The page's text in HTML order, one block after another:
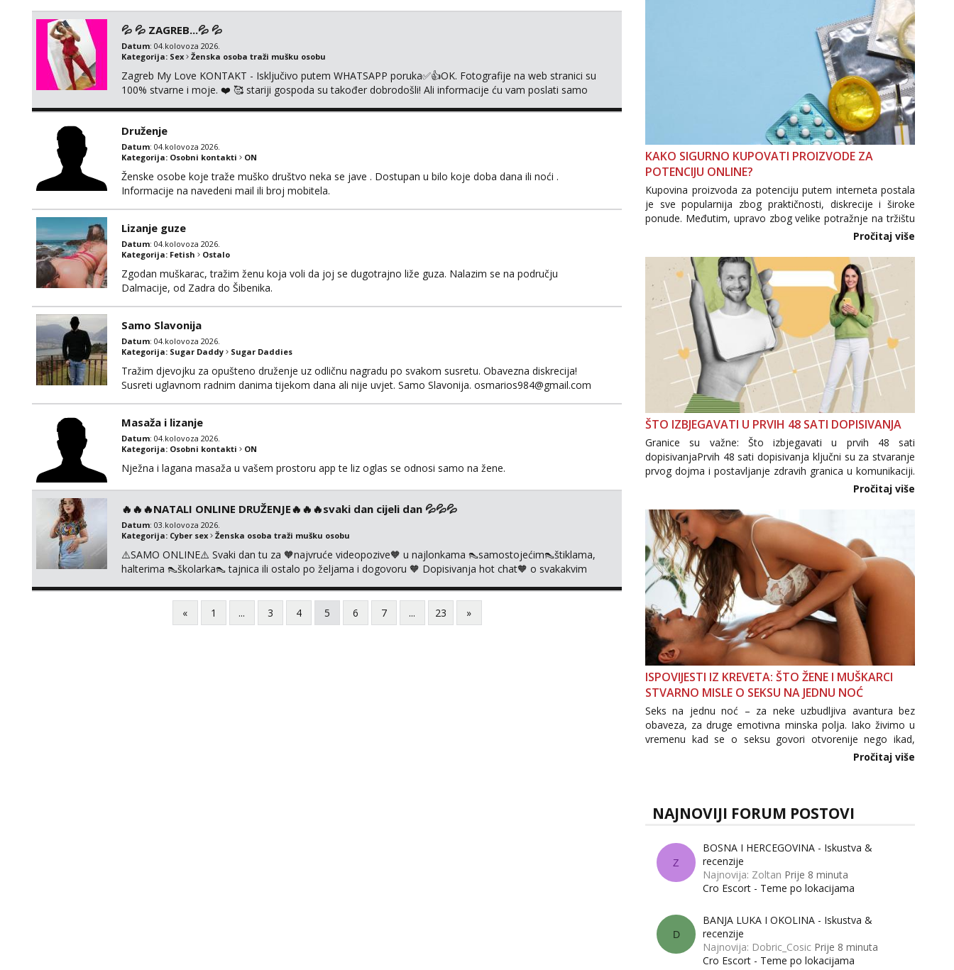
💦 💦 ZAGREB...💦 💦
Datum: 04.kolovoza 2026.
Kategorija: Sex Ženska osoba traži mušku osobu
Zagreb My Love KONTAKT - Isključivo putem WHATSAPP poruka✅️👍OK. Fotografije na web stranici su
100% stvarne i moje. ❤️ 🥰 stariji gospoda su također dobrodošli! Ali informacije ću vam poslati samo
Druženje
Datum: 04.kolovoza 2026.
Kategorija: Osobni kontakti ON
Ženske osobe koje traže muško društvo neka se jave . Dostupan u bilo koje doba dana ili noći .
Informacije na navedeni mail ili broj mobitela.
Lizanje guze
Datum: 04.kolovoza 2026.
Kategorija: Fetish Ostalo
Zgodan muškarac, tražim ženu koja voli da joj se dugotrajno liže guza. Nalazim se na području
Dalmacije, od Zadra do Šibenika.
Samo Slavonija
Datum: 04.kolovoza 2026.
Kategorija: Sugar Daddy Sugar Daddies
Tražim djevojku za opušteno druženje uz odličnu nagradu po svakom susretu. Obavezna diskrecija!
Susreti uglavnom radnim danima tijekom dana ali nije uvjet. Samo Slavonija. osmarios984@gmail.com
Masaža i lizanje
Datum: 04.kolovoza 2026.
Kategorija: Osobni kontakti ON
Nježna i lagana masaža u vašem prostoru app te liz oglas se odnosi samo na žene.
🔥🔥🔥NATALI ONLINE DRUŽENJE🔥🔥🔥svaki dan cijeli dan 💦💦💦
Datum: 03.kolovoza 2026.
Kategorija: Cyber sex Ženska osoba traži mušku osobu
⚠️SAMO ONLINE⚠️ Svaki dan tu za 🧡najvruće videopozive🧡 u najlonkama 👠samostojećim👠štiklama,
halterima 👠školarka👠 tajnica ili ostalo po željama i dogovoru 🧡 Dopisivanja hot chat🧡 o svakakvim
KOLEGICAMA lizanje, striptiz, footfetiši itd 🔞 ❣️Radim već jako dugo, imam iskustva i više načina pla...
«
1 ... 3 4 5 6 7 ... 23 »
KAKO SIGURNO KUPOVATI PROIZVODE ZA
POTENCIJU ONLINE?
Kupovina proizvoda za potenciju putem interneta postala
je sve popularnija zbog praktičnosti, diskrecije i široke
ponude. Međutim, upravo zbog velike potražnje na tržištu
se pojavljuju i brojni krivotvoreni proizvodi, nepouzdane
internetske trgovine te proizvodi nepoznatog podrijetla. ...
Pročitaj više
ŠTO IZBJEGAVATI U PRVIH 48 SATI DOPISIVANJA
Granice su važne: Što izbjegavati u prvih 48 sati
dopisivanjaPrvih 48 sati dopisivanja ključni su za stvaranje
prvog dojma i postavljanje zdravih granica u komunikaciji.
Važno je izbjeći prebrzo otkrivanje osobnih ili intimnih
informacija, jer nepoznata osoba još nije zaslužila to
povjerenje. Takođe...
Pročitaj više
ISPOVIJESTI IZ KREVETA: ŠTO ŽENE I MUŠKARCI
STVARNO MISLE O SEKSU NA JEDNU NOĆ
Seks na jednu noć – za neke uzbudljiva avantura bez
obaveza, za druge emotivna minska polja. Iako živimo u
vremenu kad se o seksu govori otvorenije nego ikad,
tema „jedne noći strasti“ i dalje izaziva burne rasprave. Što
Pročitaj više
NAJNOVIJI FORUM POSTOVI
Z
BOSNA I HERCEGOVINA - Iskustva &
recenzije
Najnovija: Zoltan Prije 8 minuta
Cro Escort - Teme po lokacijama
D
BANJA LUKA I OKOLINA - Iskustva &
recenzije
Najnovija: Dobric_Cosic Prije 8 minuta
Cro Escort - Teme po lokacijama